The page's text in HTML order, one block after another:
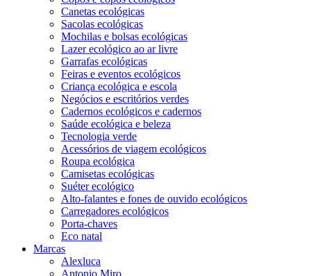
Canetas ecológicas
Sacolas ecológicas
Mochilas e bolsas ecológicas
Lazer ecológico ao ar livre
Garrafas ecológicas
Feiras e eventos ecológicos
Criança ecológica e escola
Negócios e escritórios verdes
Cadernos ecológicos e cadernos
Saúde ecológica e beleza
Tecnologia verde
Acessórios de viagem ecológicos
Roupa ecológica
Camisetas ecológicas
Suéter ecológico
Alto-falantes e fones de ouvido ecológicos
Carregadores ecológicos
Porta-chaves
Eco natal
Marcas
Alexluca
Antonio Miro